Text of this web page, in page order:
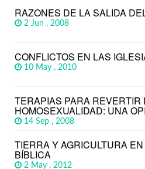
RAZONES DE LA SALIDA
2 Jun , 2008
CONFLICTOS EN LAS
10 May , 2010
TERAPIAS PARA REVERTIR
HOMOSEXUALIDAD: UNA
14 Sep , 2008
TIERRA Y AGRICULTURA
BÍBLICA
2 May , 2012